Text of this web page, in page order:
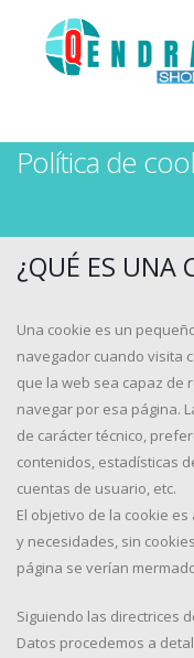
Política de
¿QUÉ ES UNA
Una cookie es un
navegador cuando visita
que la web sea capaz de
navegar por esa página.
de carácter técnico,
contenidos, estadísticas
cuentas de usuario, etc.
El objetivo de la cookie
y necesidades, sin
página se verían
Siguiendo las directrices
Datos procedemos a